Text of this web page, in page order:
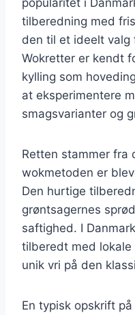
tilberedning med
den til et ideelt valg
Wokretter er kendt
kylling som
at eksperimentere
smagsvarianter og
Retten stammer fra
wokmetoden er
Den hurtige
grøntsagernes
saftighed. I
tilberedt med lokale
unik vri på den
En typisk opskrift